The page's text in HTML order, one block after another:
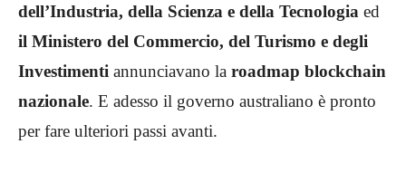
dell’Industria, della Scienza e della Tecnologia ed
il Ministero del Commercio, del Turismo e degli
Investimenti annunciavano la roadmap blockchain
nazionale. E adesso il governo australiano è pronto
per fare ulteriori passi avanti.